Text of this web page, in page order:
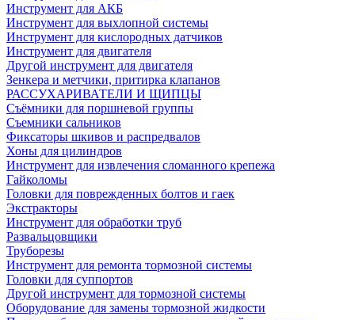
Инструмент для АКБ
Инструмент для выхлопной системы
Инструмент для кислородных датчиков
Инструмент для двигателя
Другой инструмент для двигателя
Зенкера и метчики, притирка клапанов
РАССУХАРИВАТЕЛИ И ЩИПЦЫ
Съёмники для поршневой группы
Съемники сальников
Фиксаторы шкивов и распредвалов
Хоны для цилиндров
Инструмент для извлечения сломанного крепежа
Гайколомы
Головки для поврежденных болтов и гаек
Экстракторы
Инструмент для обработки труб
Развальцовщики
Труборезы
Инструмент для ремонта тормозной системы
Головки для суппортов
Другой инструмент для тормозной системы
Оборудование для замены тормозной жидкости